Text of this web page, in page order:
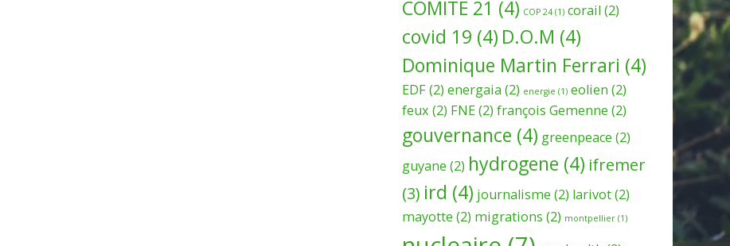
COMITE 21 (4) COP 24 (1) corail (2)
covid 19 (4) D.O.M (4)
Dominique Martin Ferrari (4)
EDF(2) energaia (2) energie (1) eolien (2)
feux (2) FNE(2) françois Gemenne (2)
gouvernance (4) greenpeace (2)
guyane (2) hydrogene (4) ifremer
(3) ird (4) journalisme (2) larivot(2)
mayotte (2) migrations (2) montpellier (1)